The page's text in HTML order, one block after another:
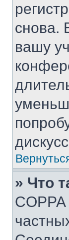
снова.
вашу
» Что